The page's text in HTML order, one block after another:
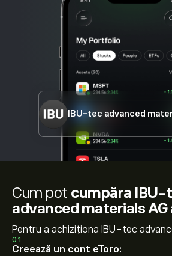
Cum pot cumpăra IBU-
advanced materials
Pentru a achiziționa IBU-tec
01
Creează un cont eToro: